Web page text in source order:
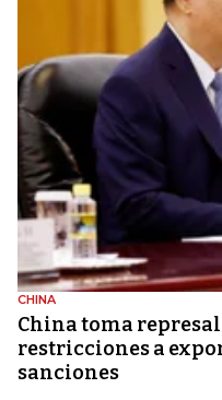
CHINA
China toma
restricciones a
sanciones